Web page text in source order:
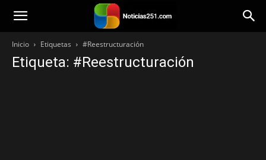
Noticias251
Inicio Etiquetas #Reestructuración
Etiqueta: #Reestructuración